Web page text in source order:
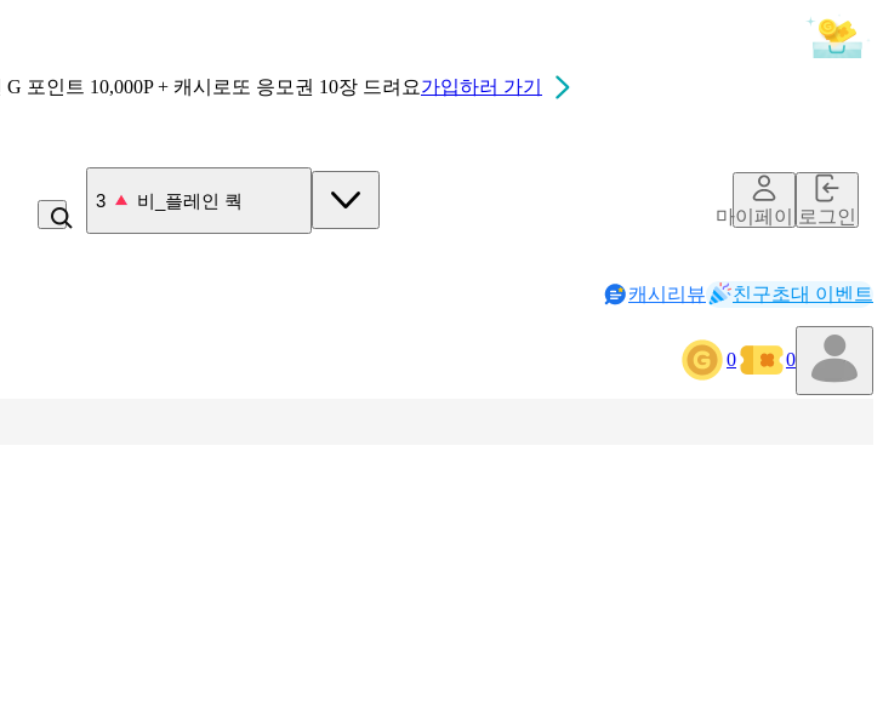
G 포인트 10,000P + 캐시로또 응모권 10장 드려요가입하러 가기
4 잡곡밥
마이페이지로그인
캐시리뷰 친구초대 이벤트
0 0